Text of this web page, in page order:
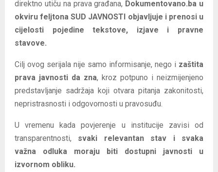
direktno utiču na prava građana, Dokumentovano.ba u
okviru feljtona SUD JAVNOSTI objavljuje i prenosi u
cijelosti pojedine tekstove, izjave i pravne
stavove.
Cilj ovog serijala nije samo informisanje, nego i zaštita
prava javnosti da zna, kroz potpuno i neizmijenjeno
predstavljanje sadržaja koji otvara pitanja zakonitosti,
nepristrasnosti i odgovornosti u pravosuđu.
U vremenu kada povjerenje u institucije zavisi od
transparentnosti, svaki relevantan stav i svaka
važna odluka moraju biti dostupni javnosti u
izvornom obliku.